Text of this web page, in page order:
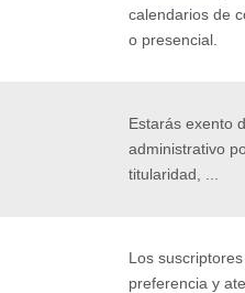
calendarios de
o presencial.
Estarás exento
administrativo
titularidad, ...
Los
preferencia y